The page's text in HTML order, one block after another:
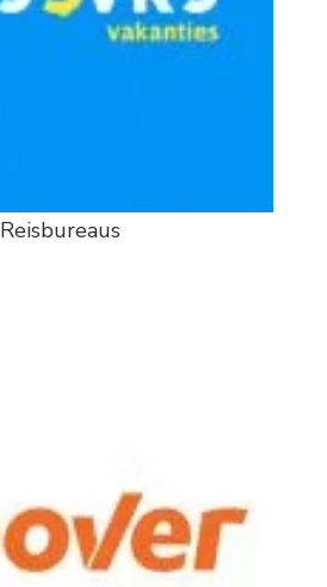
Reisbureaus